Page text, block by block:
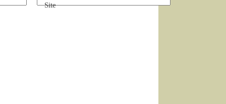
Site